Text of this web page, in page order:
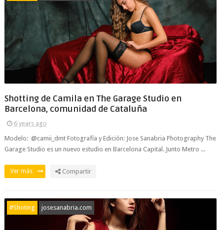
Shotting de Camila en The Garage Studio en
Barcelona, comunidad de Cataluña
6 years ago
Modelo: @camii_dmt Fotografía y Edición: Jose Sanabria Photography The
Garage Studio es un nuevo estudio en Barcelona Capital. Junto Metro ...
Ver más Compartir
#Shoting josesanabria.com